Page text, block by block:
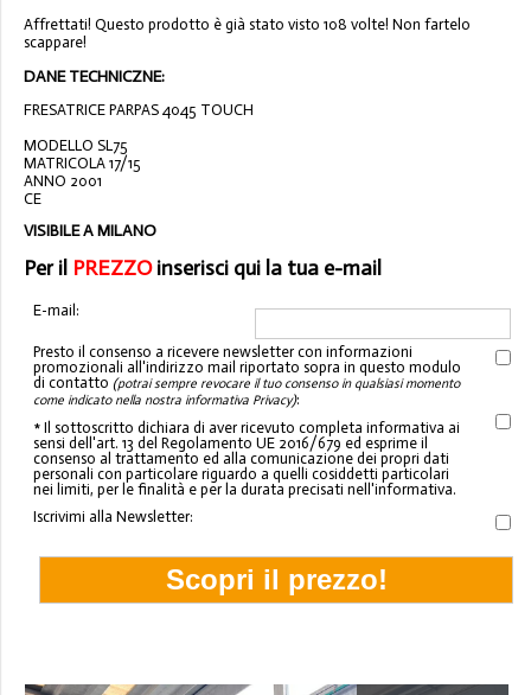
Affrettati! Questo prodotto è già stato visto 108 volte! Non fartelo
scappare!
DANE TECHNICZNE:
FRESATRICE PARPAS 4045 TOUCH
MODELLO SL75
MATRICOLA 17/15
ANNO 2001
CE
VISIBILE A MILANO
Per il PREZZOinserisci qui la tua e-mail
E-mail:
Presto il consenso a ricevere newsletter con informazioni
promozionali all'indirizzo mail riportato sopra in questo modulo
di contatto (potrai sempre revocare il tuo consenso in qualsiasi momento
come indicato nella nostra informativa Privacy):
* Il sottoscritto dichiara di aver ricevuto completa informativa ai
sensi dell'art. 13 del Regolamento UE 2016/679 ed esprime il
consenso al trattamento ed alla comunicazione dei propri dati
personali con particolare riguardo a quelli cosiddetti particolari
nei limiti, per le finalità e per la durata precisati nell'informativa.
Iscrivimi alla Newsletter: